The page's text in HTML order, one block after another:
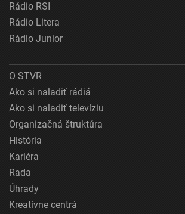
Rádio RSI
Rádio Litera
Rádio Junior
O STVR
Ako si naladiť rádiá
Ako si naladiť televíziu
Organizačná štruktúra
História
Kariéra
Rada
Úhrady
Kreatívne centrá